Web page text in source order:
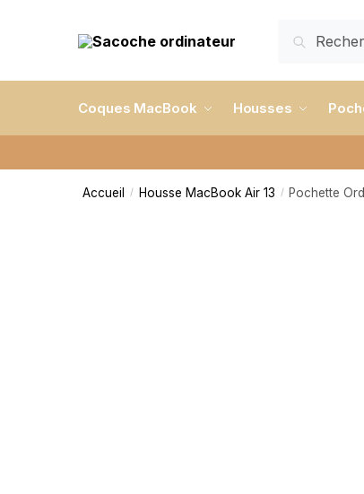
Coques MacBook Housses
Accueil / Housse MacBook Air 13 / Pochette